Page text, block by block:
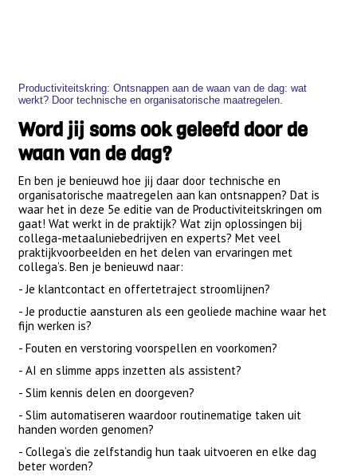
Productiviteitskring: Ontsnappen aan de waan van de dag: wat
werkt? Door technische en organisatorische maatregelen.
Word jij soms ook geleefd door de
waan van de dag?
En ben je benieuwd hoe jij daar door technische en
organisatorische maatregelen aan kan ontsnappen? Dat is
waar het in deze 5e editie van de Productiviteitskringen om
gaat! Wat werkt in de praktijk? Wat zijn oplossingen bij
collega-metaaluniebedrijven en experts? Met veel
praktijkvoorbeelden en het delen van ervaringen met
collega’s. Ben je benieuwd naar:
- Je klantcontact en offertetraject stroomlijnen?
- Je productie aansturen als een geoliede machine waar het
fijn werken is?
- Fouten en verstoring voorspellen en voorkomen?
- AI en slimme apps inzetten als assistent?
- Slim kennis delen en doorgeven?
- Slim automatiseren waardoor routinematige taken uit
handen worden genomen?
- Collega’s die zelfstandig hun taak uitvoeren en elke dag
beter worden?